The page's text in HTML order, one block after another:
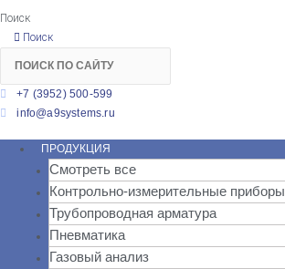
Поиск
Поиск
+7 (3952) 500-599
info@a9systems.ru
ПРОДУКЦИЯ
Смотреть все
Контрольно-измерительные приборы
Трубопроводная арматура
Пневматика
Газовый анализ